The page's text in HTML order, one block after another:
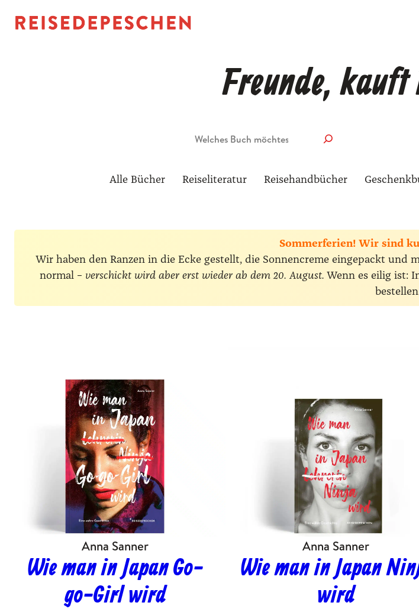
Freunde, kauft
Alle Bücher Reiseliteratur Reisehandbücher
Sommerferien! Wir sind
Wir haben den Ranzen in die Ecke gestellt, die Sonnencreme eingepackt und
normal – verschickt wird aber erst wieder ab dem 20. August. Wenn es eilig ist:
Anna Sanner
Wie man in Japan Go-
go-Girl wird
Anna Sanner
Wie man in Japan
wird